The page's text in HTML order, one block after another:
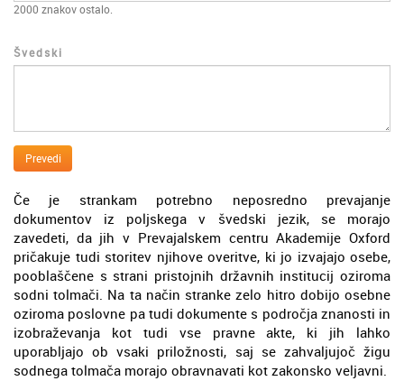
2000 znakov ostalo.
Švedski
Prevedi
Če je strankam potrebno neposredno prevajanje
dokumentov iz poljskega v švedski jezik, se morajo
zavedeti, da jih v Prevajalskem centru Akademije Oxford
pričakuje tudi storitev njihove overitve, ki jo izvajajo osebe,
pooblaščene s strani pristojnih državnih institucij oziroma
sodni tolmači. Na ta način stranke zelo hitro dobijo osebne
oziroma poslovne pa tudi dokumente s področja znanosti in
izobraževanja kot tudi vse pravne akte, ki jih lahko
uporabljajo ob vsaki priložnosti, saj se zahvaljujoč žigu
sodnega tolmača morajo obravnavati kot zakonsko veljavni.